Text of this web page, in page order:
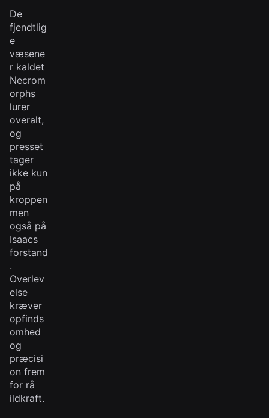
De
fjendtlig
e
væsene
r kaldet
Necrom
orphs
lurer
overalt,
og
presset
tager
ikke kun
på
kroppen
men
også på
Isaacs
forstand
.
Overlev
else
kræver
opfinds
omhed
og
præcisi
on frem
for rå
ildkraft.